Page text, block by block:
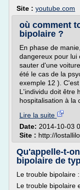
Site : youtube.com
où comment
bipolaire ?
En phase de
dangereux pour lui
sauter d'une
été le cas de la
exemple 12 ).
L'individu doit être
hospitalisation à la
Lire la suite
Date: 2014-10-03
Site : http://
Qu'appelle-t-
bipolaire de
Le trouble bipolaire
Le trouble bipolaire